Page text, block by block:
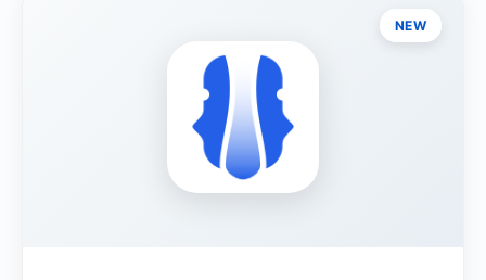
NEW